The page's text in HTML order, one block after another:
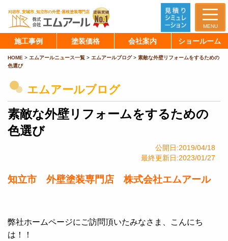
MENU
施工事例 塗装価格 会社案内 ショールーム
HOME > エムアールニュース一覧 > エムアールブログ> 素敵な外壁リフォームをするための
色選び
エムアールブログ
素敵な外壁リフォームをするための
色選び
公開日:2019/04/18
最終更新日:2023/01/27
知立市 外壁塗装専門店 株式会社エムアール
弊社ホームページにご訪問頂いたみなさま、こんにち
は！！